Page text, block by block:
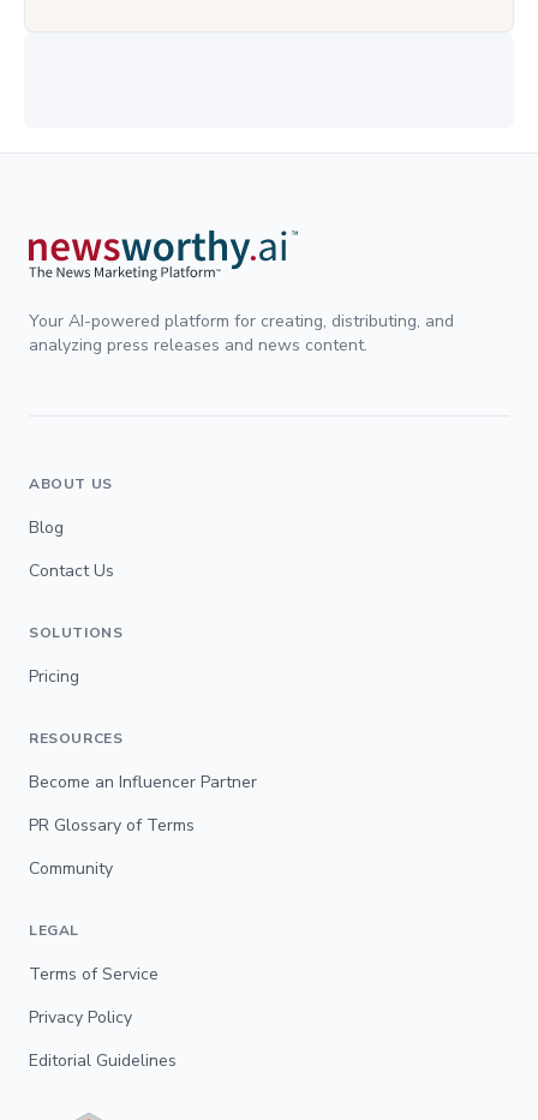
Your AI-powered platform for creating, distributing, and
analyzing press releases and news content.
ABOUT US
Blog
Contact Us
SOLUTIONS
Pricing
RESOURCES
Become an Influencer Partner
PR Glossary of Terms
Community
LEGAL
Terms of Service
Privacy Policy
Editorial Guidelines